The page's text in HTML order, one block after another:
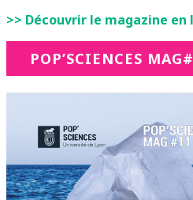
>> Découvrir le magazine en
POP’SCIENCES